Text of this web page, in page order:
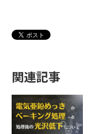
関連記事